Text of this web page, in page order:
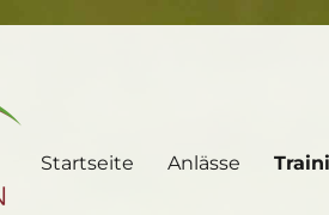
Startseite Anlässe